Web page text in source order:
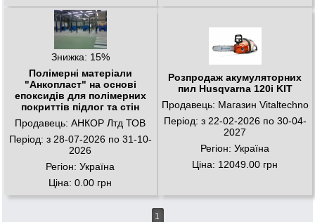
Знижка: 15%
Полімерні матеріали
"Анкопласт" на основі
епоксидів для полімерних
покриттів підлог та стін
Продавець: АНКОР Лтд ТОВ
Період: з 28-07-2026 по 31-10-
2026
Регіон: Україна
Ціна: 0.00 грн
Розпродаж акумуляторних
пил Husqvarna 120i KIT
Продавець: Магазин Vitaltechno
Період: з 22-02-2026 по 30-04-
2027
Регіон: Україна
Ціна: 12049.00 грн
1